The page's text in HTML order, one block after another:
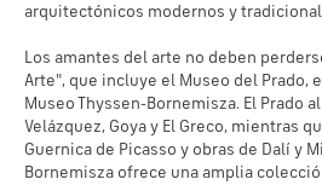
arquitectónicos modernos y
Los amantes del arte no deben
Arte", que incluye el Museo del Prado,
Museo Thyssen-Bornemisza. El Prado
Velázquez, Goya y El Greco, mientras
Guernica de Picasso y obras de Dalí y
Bornemisza ofrece una amplia